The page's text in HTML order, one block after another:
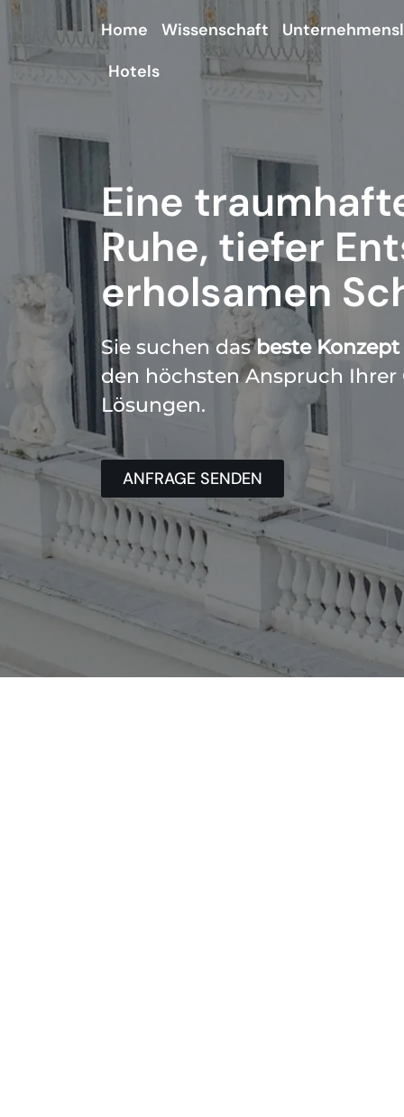
Home Wissenschaft
Hotels
Eine
Ruhe, tiefer
erholsamen
Sie suchen dasbeste Konzept
den höchsten Anspruch
Lösungen.
ANFRAGE SENDEN